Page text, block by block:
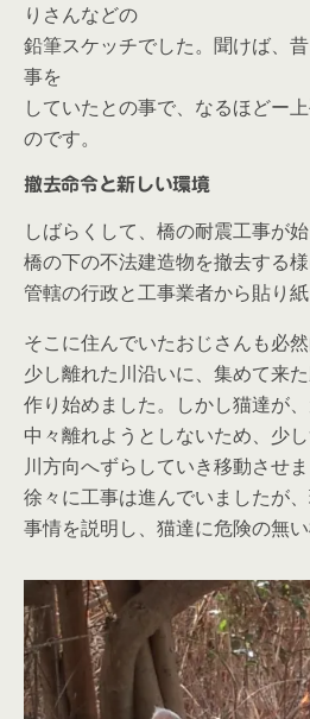
りさんなどの
鉛筆スケッチでした。聞けば、
事を
していたとの事で、なるほどー
のです。
撤去命令と新しい環境
しばらくして、橋の耐震工事が
橋の下の不法建造物を撤去する
管轄の行政と工事業者から貼り紙
そこに住んでいたおじさんも必
少し離れた川沿いに、集めて来
作り始めました。しかし猫達が
中々離れようとしないため、少
川方向へずらしていき移動させま
徐々に工事は進んでいましたが
事情を説明し、猫達に危険の無い